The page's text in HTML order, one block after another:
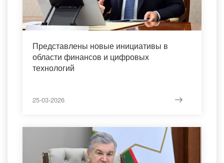
Представлены новые инициативы в
области финансов и цифровых
технологий
25-03-2026